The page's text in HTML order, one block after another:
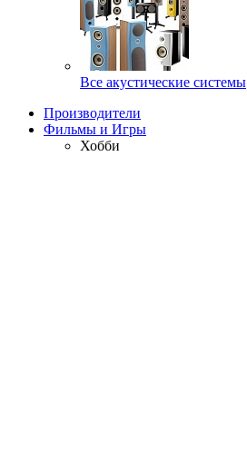
Все акустические системы
Производители
Фильмы и Игры
Хобби